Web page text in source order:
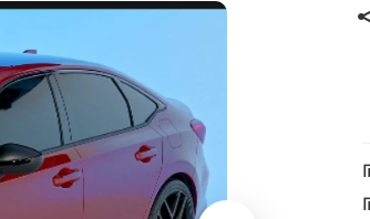
שתף רכב הונדה סיוויק